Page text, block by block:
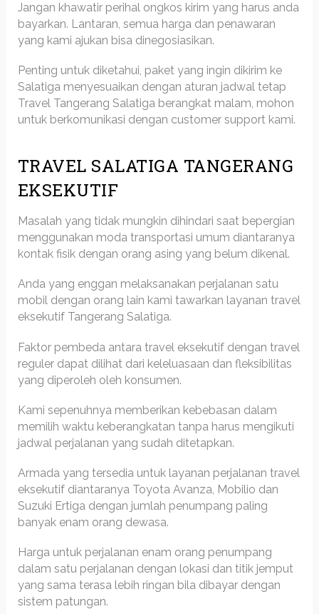
Jangan khawatir perihal ongkos kirim yang harus anda
bayarkan. Lantaran, semua harga dan penawaran
yang kami ajukan bisa dinegosiasikan.
Penting untuk diketahui, paket yang ingin dikirim ke
Salatiga menyesuaikan dengan aturan jadwal tetap
Travel Tangerang Salatiga berangkat malam, mohon
untuk berkomunikasi dengan customer support kami.
TRAVEL SALATIGA TANGERANG
EKSEKUTIF
Masalah yang tidak mungkin dihindari saat bepergian
menggunakan moda transportasi umum diantaranya
kontak fisik dengan orang asing yang belum dikenal.
Anda yang enggan melaksanakan perjalanan satu
mobil dengan orang lain kami tawarkan layanan travel
eksekutif Tangerang Salatiga.
Faktor pembeda antara travel eksekutif dengan travel
reguler dapat dilihat dari keleluasaan dan fleksibilitas
yang diperoleh oleh konsumen.
Kami sepenuhnya memberikan kebebasan dalam
memilih waktu keberangkatan tanpa harus mengikuti
jadwal perjalanan yang sudah ditetapkan.
Armada yang tersedia untuk layanan perjalanan travel
eksekutif diantaranya Toyota Avanza, Mobilio dan
Suzuki Ertiga dengan jumlah penumpang paling
banyak enam orang dewasa.
Harga untuk perjalanan enam orang penumpang
dalam satu perjalanan dengan lokasi dan titik jemput
yang sama terasa lebih ringan bila dibayar dengan
sistem patungan.